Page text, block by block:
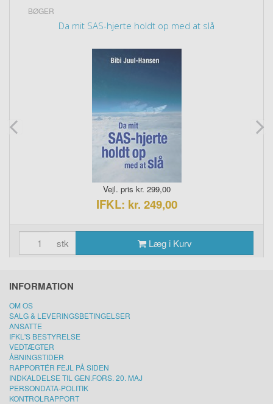
BØGER
Da mit SAS-hjerte holdt op med at slå
Vejl. pris kr. 299,00
IFKL: kr. 249,00
stk Læg i Kurv
INFORMATION
OM OS
SALG & LEVERINGSBETINGELSER
ANSATTE
IFKL'S BESTYRELSE
VEDTÆGTER
ÅBNINGSTIDER
RAPPORTÉR FEJL PÅ SIDEN
INDKALDELSE TIL GEN.FORS. 20. MAJ
PERSONDATA-POLITIK
KONTROLRAPPORT